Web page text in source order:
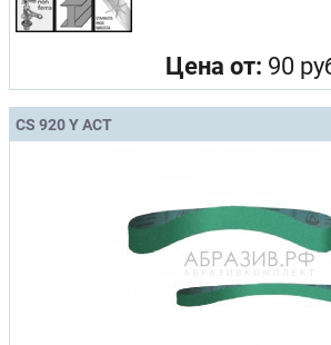
Цена от: 90
CS 920 Y ACT